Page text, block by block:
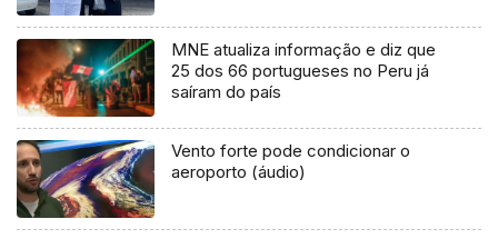
MNE atualiza informação e diz que
25 dos 66 portugueses no Peru já
saíram do país
Vento forte pode condicionar o
aeroporto (áudio)